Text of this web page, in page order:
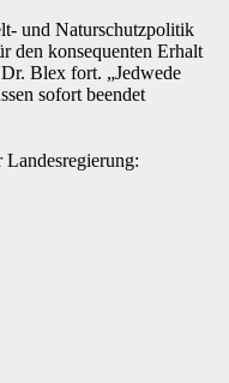
und Naturschutzpolitik
den konsequenten Erhalt
Blex fort. „Jedwede
sofort beendet